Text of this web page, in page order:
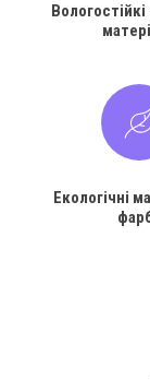
Екологічні